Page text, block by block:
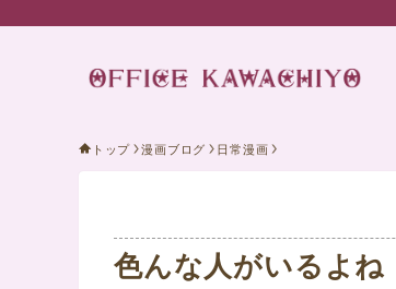
トップ 漫画ブログ 日常漫画
色んな人がいるよね